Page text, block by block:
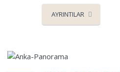
AYRINTILAR